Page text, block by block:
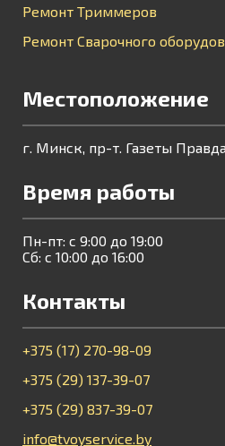
Ремонт Триммеров
Ремонт Сварочного
Местоположение
г. Минск, пр-т. Газеты
Время работы
Пн-пт: с 9:00 до 19:00
Сб: с 10:00 до 16:00
Контакты
+375 (17) 270-98-09
+375 (29) 137-39-07
+375 (29) 837-39-07
info@tvoyservice.by